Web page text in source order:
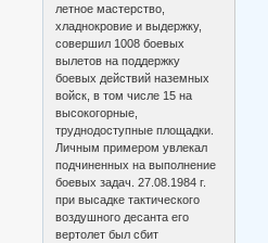
летное мастерство,
хладнокровие и выдержку,
совершил 1008 боевых
вылетов на поддержку
боевых действий наземных
войск, в том числе 15 на
высокогорные,
труднодоступные площадки.
Личным примером увлекал
подчиненных на выполнение
боевых задач. 27.08.1984 г.
при высадке тактического
воздушного десанта его
вертолет был сбит